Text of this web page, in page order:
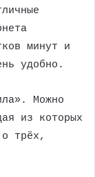
минут и
удобно.
Можно
из которых
трёх,